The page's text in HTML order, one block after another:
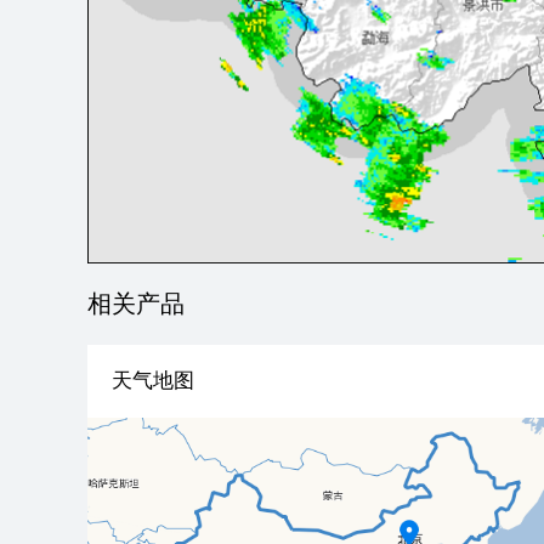
相关产品
天气地图